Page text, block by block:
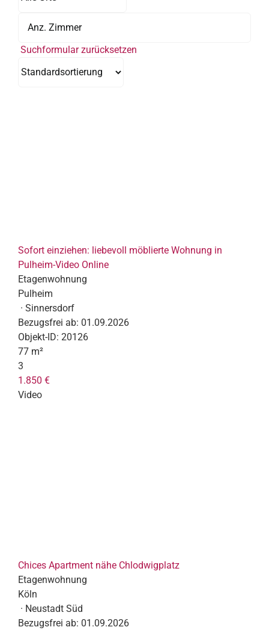
Suchformular zurücksetzen
Sofort einziehen: liebevoll möblierte Wohnung in
Pulheim-Video Online
Etagenwohnung
Pulheim
· Sinnersdorf
Bezugsfrei ab: 01.09.2026
Objekt-ID: 20126
77 m²
3
1.850 €
Video
Chices Apartment nähe Chlodwigplatz
Etagenwohnung
Köln
· Neustadt Süd
Bezugsfrei ab: 01.09.2026